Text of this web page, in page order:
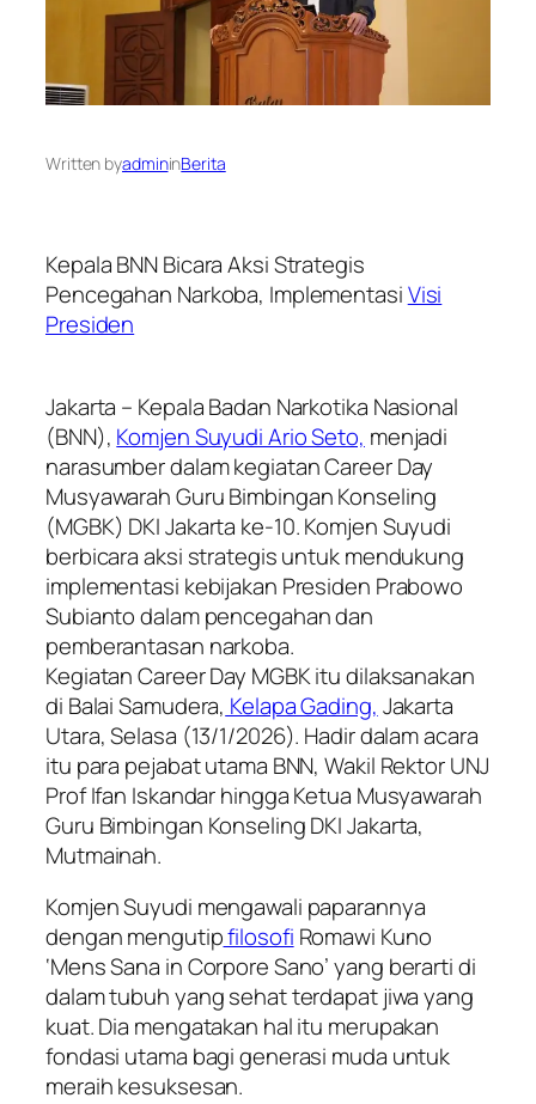
Written byadmininBerita
Kepala BNN Bicara Aksi Strategis
Pencegahan Narkoba, ImplementasiVisi
Presiden
Jakarta – Kepala Badan Narkotika Nasional
(BNN), Komjen Suyudi Ario Seto, menjadi
narasumber dalam kegiatan Career Day
Musyawarah Guru Bimbingan Konseling
(MGBK) DKI Jakarta ke-10. Komjen Suyudi
berbicara aksi strategis untuk mendukung
implementasi kebijakan Presiden Prabowo
Subianto dalam pencegahan dan
pemberantasan narkoba.
Kegiatan Career Day MGBK itu dilaksanakan
di Balai Samudera, Kelapa Gading, Jakarta
Utara, Selasa (13/1/2026). Hadir dalam acara
itu para pejabat utama BNN, Wakil Rektor UNJ
Prof Ifan Iskandar hingga Ketua Musyawarah
Guru Bimbingan Konseling DKI Jakarta,
Mutmainah.
Komjen Suyudi mengawali paparannya
dengan mengutipfilosofi Romawi Kuno
‘Mens Sana in Corpore Sano’ yang berarti di
dalam tubuh yang sehat terdapat jiwa yang
kuat. Dia mengatakan hal itu merupakan
fondasi utama bagi generasi muda untuk
meraih kesuksesan.